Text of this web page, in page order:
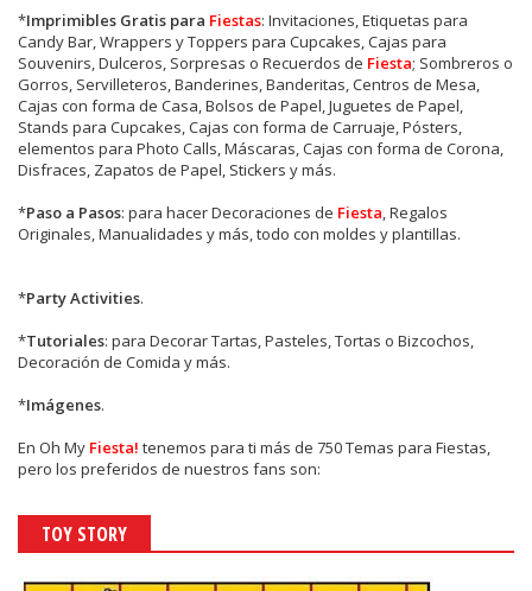
*Imprimibles Gratis para Fiestas: Invitaciones, Etiquetas para
Candy Bar, Wrappers y Toppers para Cupcakes, Cajas para
Souvenirs, Dulceros, Sorpresas o Recuerdos de Fiesta; Sombreros o
Gorros, Servilleteros, Banderines, Banderitas, Centros de Mesa,
Cajas con forma de Casa, Bolsos de Papel, Juguetes de Papel,
Stands para Cupcakes, Cajas con forma de Carruaje, Pósters,
elementos para Photo Calls, Máscaras, Cajas con forma de Corona,
Disfraces, Zapatos de Papel, Stickers y más.
*Paso a Pasos: para hacer Decoraciones de Fiesta, Regalos
Originales, Manualidades y más, todo con moldes y plantillas.
*Party Activities.
*Tutoriales: para Decorar Tartas, Pasteles, Tortas o Bizcochos,
Decoración de Comida y más.
*Imágenes.
En Oh My Fiesta! tenemos para ti más de 750 Temas para Fiestas,
pero los preferidos de nuestros fans son:
TOY STORY